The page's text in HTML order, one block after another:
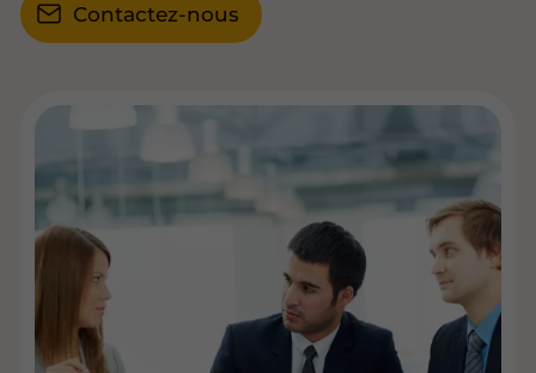
Contactez-nous